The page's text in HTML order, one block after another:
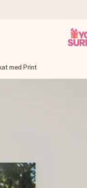
på det helt rette
en besked, der går
med Print